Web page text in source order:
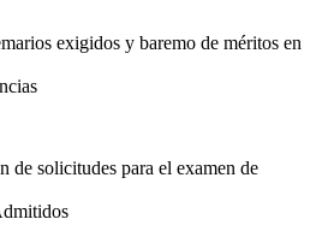
exigidos y baremo de méritos en
solicitudes para el examen de